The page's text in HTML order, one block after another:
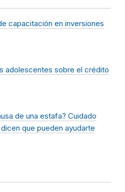
capacitación en inversiones
adolescentes sobre el crédito
de una estafa? Cuidado
que pueden ayudarte